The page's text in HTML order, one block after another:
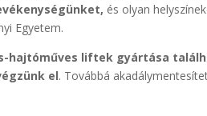
és olyan
Egyetem.
hajtóműves liftek gyártása
el. Továbbá